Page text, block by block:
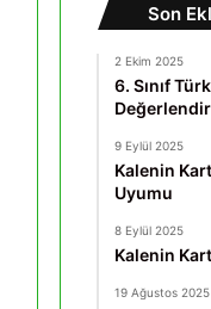
Son
2 Ekim 2025
6. Sınıf
9 Eylül 2025
Kalenin
Uyumu
8 Eylül 2025
Kalenin
19 Ağustos 2025